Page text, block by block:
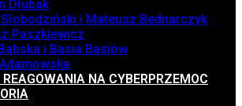
Dłubak
Słobodziński i Mateusz Bednarczyk
Paszkiewicz
i Basia Basiów
REAGOWANIA NA CYBERPRZEMOC